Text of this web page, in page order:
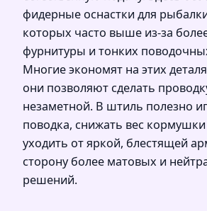
фидерные оснастки для
которых часто выше из‑за
фурнитуры и тонких
Многие экономят на этих
они позволяют сделать
незаметной. В штиль полезно
поводка, снижать вес кормушки
уходить от яркой, блестящей
сторону более матовых и
решений.